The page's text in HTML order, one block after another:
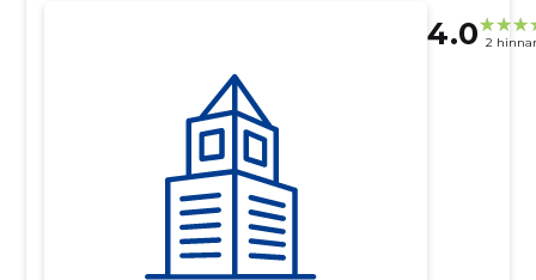
4.0 2